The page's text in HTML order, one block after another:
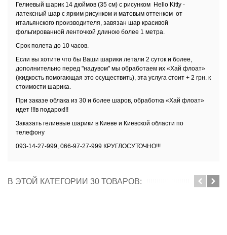
Гелиевый шарик 14 дюймов (35 см) с рисунком Hello Kitty -
латексный шар с ярким рисунком и матовым оттенком от
итальянского производителя, завязан шар красивой
фольгированной ленточкой длиною более 1 метра.
Срок полета до 10 часов.
Если вы хотите что бы Ваши шарики летали 2 суток и более,
дополнительно перед "надувом" мы обработаем их «Хай флоат»
(жидкость помогающая это осуществить), эта услуга стоит + 2 грн. к
стоимости шарика.
При заказе облака из 30 и более шаров, обработка «Хай флоат»
идет !!!в подарок!!!
Заказать гелиевые шарики в Киеве и Киевской области по
телефону
093-14-27-999, 066-97-27-999 КРУГЛОСУТОЧНО!!!
В ЭТОЙ КАТЕГОРИИ 30 ТОВАРОВ: